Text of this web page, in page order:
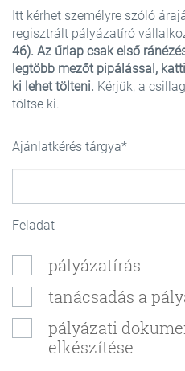
Itt kérhet személyre szóló
regisztrált pályázatíró
46). Az űrlap csak első
legtöbb mezőt pipálással,
ki lehet tölteni. Kérjük, a
töltse ki.
Ajánlatkérés tárgya
Feladat
pályázatírás
tanácsadás a
pályázati
elkészítése